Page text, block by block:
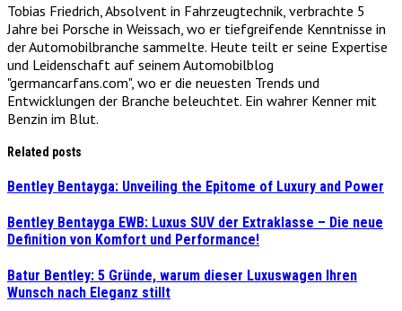
Tobias Friedrich, Absolvent in Fahrzeugtechnik, verbrachte 5
Jahre bei Porsche in Weissach, wo er tiefgreifende Kenntnisse in
der Automobilbranche sammelte. Heute teilt er seine Expertise
und Leidenschaft auf seinem Automobilblog
"germancarfans.com", wo er die neuesten Trends und
Entwicklungen der Branche beleuchtet. Ein wahrer Kenner mit
Benzin im Blut.
Related posts
Bentley Bentayga: Unveiling the Epitome of Luxury and Power
Bentley Bentayga EWB: Luxus SUV der Extraklasse – Die neue
Definition von Komfort und Performance!
Batur Bentley: 5 Gründe, warum dieser Luxuswagen Ihren
Wunsch nach Eleganz stillt